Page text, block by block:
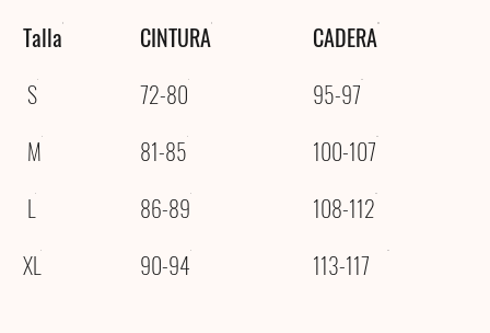
Talla CINTURA
CADERA
S
72-80
95-97
M
81-85
100-107
L
86-89
108-112
XL
90-94 113-117